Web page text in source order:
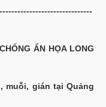
ẨN HỌA LONG
muỗi, gián tại Quảng